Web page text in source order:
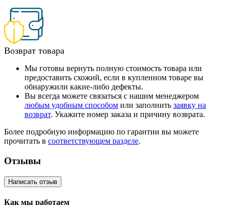
Возврат товара
Мы готовы вернуть полную стоимость товара или
предоставить схожий, если в купленном товаре вы
обнаружили какие-либо дефекты.
Вы всегда можете связаться с нашим менеджером
любым удобным способом или заполнить заявку на
возврат. Укажите номер заказа и причину возврата.
Более подробную информацию по гарантии вы можете
прочитать в соответствующем разделе.
Отзывы
Написать отзыв
Как мы работаем